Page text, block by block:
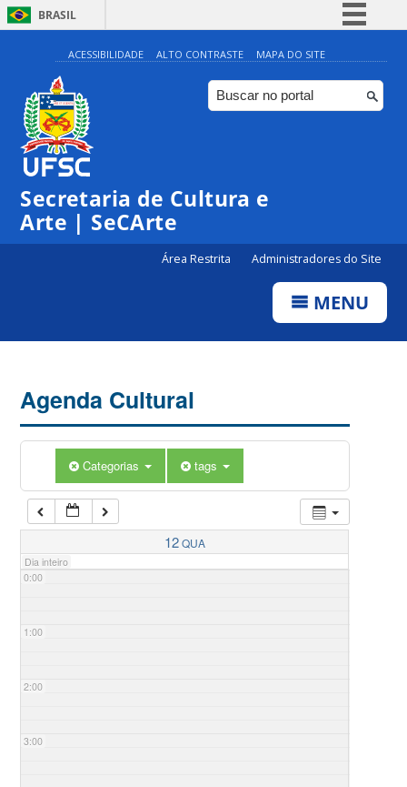
BRASIL
Simplifique!
Comunica BR
Participe
ACESSIBILIDADE ALTO CONTRASTE MAPA DO SITE
Secretaria de Cultura e
Arte | SeCArte
Área Restrita Administradores do Site
MENU
Agenda Cultural
Categorias tags
12QUA
Dia inteiro
0:00
1:00
2:00
3:00